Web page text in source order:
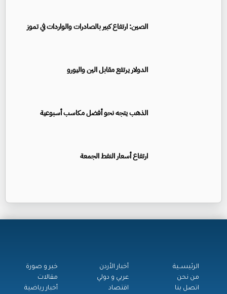
الصين: ارتفاع كبير بالصادرات والواردات في تموز
الدولار يرتفع مقابل الين واليورو
الذهب يتجه نحو أفضل مكاسب أسبوعية
ارتفاع أسعار النفط الجمعة
الرئيســية
من نحن
اتصل بنا
أخبار الأردن
عربي و دولي
اقتصاد
خبر و صورة
مقالات
أخبار رياضية